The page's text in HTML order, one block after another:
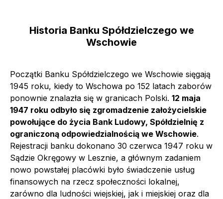
Historia Banku Spółdzielczego we
Wschowie
Początki Banku Spółdzielczego we Wschowie sięgają
1945 roku, kiedy to Wschowa po 152 latach zaborów
ponownie znalazła się w granicach Polski. 12 maja
1947 roku odbyło się zgromadzenie założycielskie
powołujące do życia Bank Ludowy, Spółdzielnię z
ograniczoną odpowiedzialnością we Wschowie.
Rejestracji banku dokonano 30 czerwca 1947 roku w
Sądzie Okręgowy w Lesznie, a głównym zadaniem
nowo powstałej placówki było świadczenie usług
finansowych na rzecz społeczności lokalnej,
zarówno dla ludności wiejskiej, jak i miejskiej oraz dla